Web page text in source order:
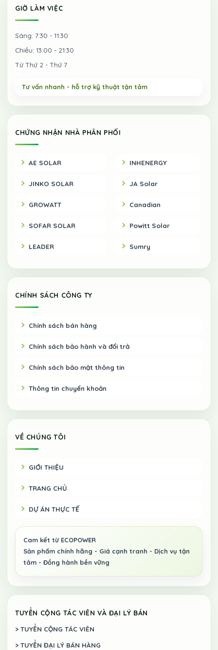
GIỜ LÀM VIỆC
Sáng: 7:30 - 11:30
Chiều: 13:00 - 21:30
Từ Thứ 2 - Thứ 7
CHỨNG NHẬN NHÀ PHÂN PHỐI
AE SOLAR
JINKO SOLAR
GROWATT
SOFAR SOLAR
LEADER
INHENERGY
JA Solar
Canadian
Powitt Solar
Sumry
CHÍNH SÁCH CÔNG TY
Chính sách bán hàng
Chính sách bảo hành và đổi trả
Chính sách bảo mật thông tin
Thông tin chuyển khoản
VỀ CHÚNG TÔI
GIỚI THIỆU
TRANG CHỦ
DỰ ÁN THỰC TẾ
TUYỂN CỘNG TÁC VIÊN VÀ ĐẠI LÝ BÁN
> TUYỂN CỘNG TÁC VIÊN
> TUYỂN ĐẠI LÝ BÁN HÀNG